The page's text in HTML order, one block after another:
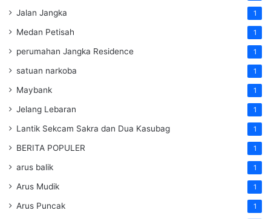
Jalan Jangka 1
Medan Petisah 1
perumahan Jangka Residence 1
satuan narkoba 1
Maybank 1
Jelang Lebaran 1
Lantik Sekcam Sakra dan Dua Kasubag 1
BERITA POPULER 1
arus balik 1
Arus Mudik 1
Arus Puncak 1